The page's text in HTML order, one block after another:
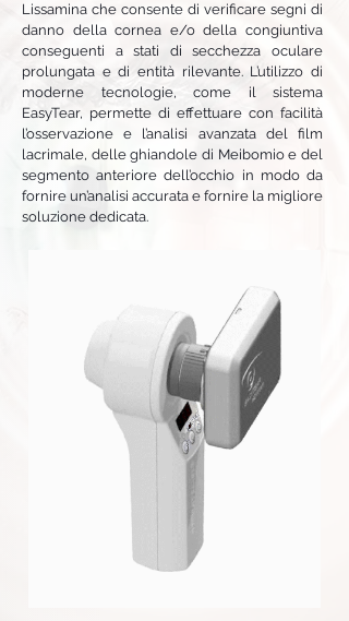
Lissamina che consente di verificare segni di
danno della cornea e/o della congiuntiva
conseguenti a stati di secchezza oculare
prolungata e di entità rilevante. L’utilizzo di
moderne tecnologie, come il sistema
EasyTear, permette di effettuare con facilità
l’osservazione e l’analisi avanzata del film
lacrimale, delle ghiandole di Meibomio e del
segmento anteriore dell’occhio in modo da
fornire un’analisi accurata e fornire la migliore
soluzione dedicata.